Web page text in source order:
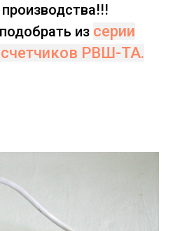
из серии
РВШ-ТА.